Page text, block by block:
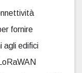
fornire
agli edifici